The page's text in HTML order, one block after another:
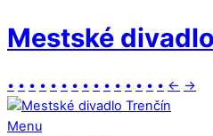
Mestské
• • • • • • • • • • • • • • • ← →
Menu